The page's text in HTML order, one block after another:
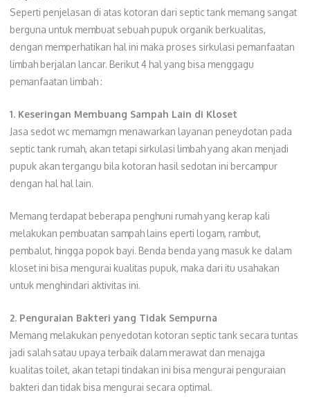
Seperti penjelasan di atas kotoran dari septic tank memang sangat
berguna untuk membuat sebuah pupuk organik berkualitas,
dengan memperhatikan hal ini maka proses sirkulasi pemanfaatan
limbah berjalan lancar. Berikut 4 hal yang bisa menggagu
pemanfaatan limbah :
1. Keseringan Membuang Sampah Lain di Kloset
Jasa sedot wc memamgn menawarkan layanan peneydotan pada
septic tank rumah, akan tetapi sirkulasi limbah yang akan menjadi
pupuk akan tergangu bila kotoran hasil sedotan ini bercampur
dengan hal hal lain.
Memang terdapat beberapa penghuni rumah yang kerap kali
melakukan pembuatan sampah lains eperti logam, rambut,
pembalut, hingga popok bayi. Benda benda yang masuk ke dalam
kloset ini bisa mengurai kualitas pupuk, maka dari itu usahakan
untuk menghindari aktivitas ini.
2. Penguraian Bakteri yang Tidak Sempurna
Memang melakukan penyedotan kotoran septic tank secara tuntas
jadi salah satau upaya terbaik dalam merawat dan menajga
kualitas toilet, akan tetapi tindakan ini bisa mengurai penguraian
bakteri dan tidak bisa mengurai secara optimal.